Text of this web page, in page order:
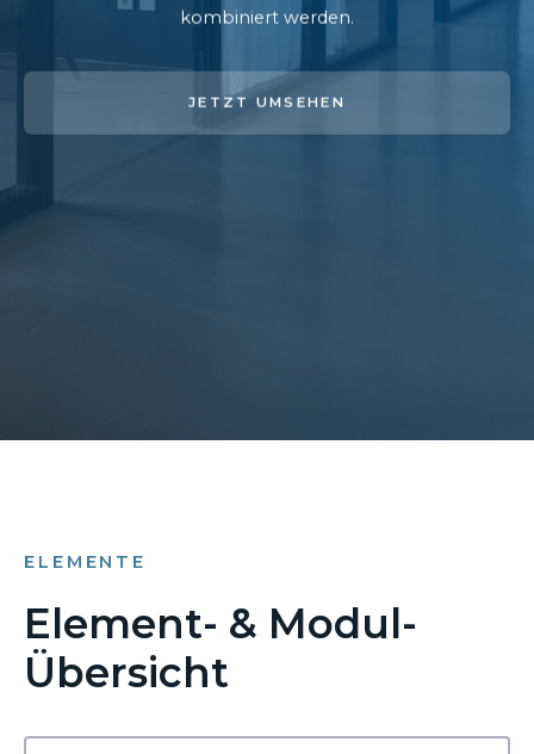
kombiniert werden.
JETZT UMSEHEN
ELEMENTE
Element- & Modul-
Übersicht